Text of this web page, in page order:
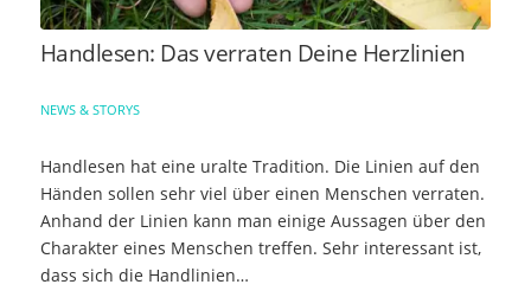
Handlesen: Das verraten Deine Herzlinien
NEWS & STORYS
Handlesen hat eine uralte Tradition. Die Linien auf den
Händen sollen sehr viel über einen Menschen verraten.
Anhand der Linien kann man einige Aussagen über den
Charakter eines Menschen treffen. Sehr interessant ist,
dass sich die Handlinien…